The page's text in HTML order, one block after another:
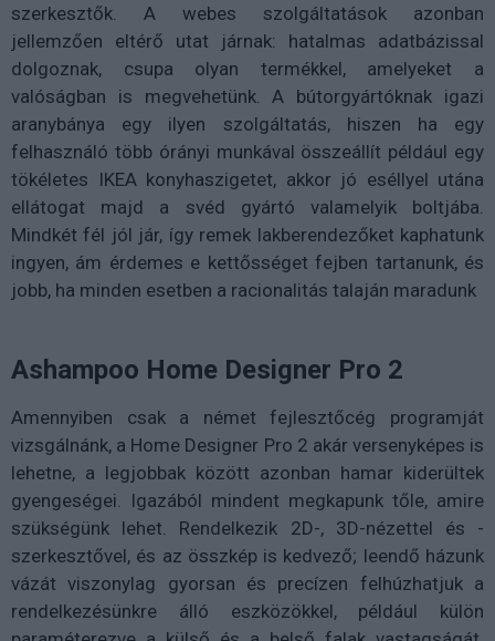
szerkesztők. A webes szolgáltatások azonban
jellemzően eltérő utat járnak: hatalmas adatbázissal
dolgoznak, csupa olyan termékkel, amelyeket a
valóságban is megvehetünk. A bútorgyártóknak igazi
aranybánya egy ilyen szolgáltatás, hiszen ha egy
felhasználó több órányi munkával összeállít például egy
tökéletes IKEA konyhaszigetet, akkor jó eséllyel utána
ellátogat majd a svéd gyártó valamelyik boltjába.
Mindkét fél jól jár, így remek lakberendezőket kaphatunk
ingyen, ám érdemes e kettősséget fejben tartanunk, és
jobb, ha minden esetben a racionalitás talaján maradunk
Ashampoo Home Designer Pro 2
Amennyiben csak a német fejlesztőcég programját
vizsgálnánk, a Home Designer Pro 2 akár versenyképes is
lehetne, a legjobbak között azonban hamar kiderültek
gyengeségei. Igazából mindent megkapunk tőle, amire
szükségünk lehet. Rendelkezik 2D-, 3D-nézettel és -
szerkesztővel, és az összkép is kedvező; leendő házunk
vázát viszonylag gyorsan és precízen felhúzhatjuk a
rendelkezésünkre álló eszközökkel, például külön